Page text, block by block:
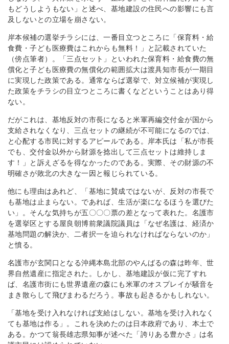
もどうしようもない」と述べ、基地建設の住民への影響にも言
及しないとの立場を崩さない。
岸本候補の選挙チラシには、一番目立つところに「保育料・給
食費・子ども医療費はこれからも無料！」と記載されていた
（傍点筆者）。「三点セット」といわれた保育料・給食費の無
償化と子ども医療費の無償化の範囲拡大は渡具知市長が一期目
に実現した政策である。通常ならば選挙で、対立候補が実現し
た政策をチラシの目立つところに書くなどということはあり得
ない。
だがこれは、基地反対の市長になると米軍再編交付金が国から
支給されなくなり、三点セットの継続が不可能になるのでは、
と心配する市民に対するアピールである。岸本氏は「私が市長
でも、交付金以外から財源を捻出して三点セットは維持しま
す！」と訴えざるを得なかったのである。実際、その財源の不
明確さが敗北の大きな一因と報じられている。
他にも理由はあれど、「基地に賛成ではないが、反対の市長で
も基地は止まらない。であれば、生活が楽になるほうを選びた
い」。そんな気持ちが五〇〇〇票の差となって表れた。名護市
を選挙区とする屋良朝博前衆議院議員は「なぜ名護は、経済か
基地問題の解決か、二者択一を迫られなければならないのか」
と憤る。
名護市が玄関口となる沖縄本島北部のやんばるの森は昨年、世
界自然遺産に指定された。しかし、基地建設が仮に完了すれ
ば、名護市街にも世界遺産の森にも米軍のオスプレイが騒音を
まき散らして飛びまわるだろう。事故も起きるかもしれない。
「基地を受け入れなければ支給はしない。基地を受け入れなく
ても基地は作る」。これを決めたのは日本政府であり、本土で
ある。かつて翁長雄志県知事が述べた「誇りある豊かさ」は名